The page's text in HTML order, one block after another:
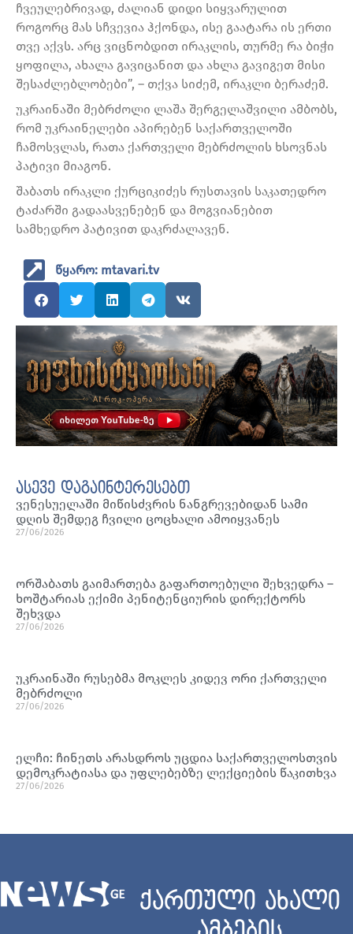
ჩვეულებრივად, ძალიან დიდი სიყვარულით
როგორც მას სჩვევია ჰქონდა, ისე გაატარა ის ერთი
თვე აქვს. არც ვიცნობდით ირაკლის, თურმე რა ბიჭი
ყოფილა, ახალა გავიცანით და ახლა გავიგეთ მისი
შესაძლებლობები”, – თქვა სიძემ, ირაკლი ბერაძემ.
უკრაინაში მებრძოლი ლაშა შერგელაშვილი ამბობს,
რომ უკრაინელები აპირებენ საქართველოში
ჩამოსვლას, რათა ქართველი მებრძოლის ხსოვნას
პატივი მიაგონ.
შაბათს ირაკლი ქურციკიძეს რუსთავის საკათედრო
ტაძარში გადაასვენებენ და მოგვიანებით
სამხედრო პატივით დაკრძალავენ.
წყარო: mtavari.tv
ასევე დაგაინტერესებთ
ვენესუელაში მიწისძვრის ნანგრევებიდან სამი
დღის შემდეგ ჩვილი ცოცხალი ამოიყვანეს
27/06/2026
ორშაბათს გაიმართება გაფართოებული შეხვედრა –
ხოშტარიას ექიმი პენიტენციურის დირექტორს
შეხვდა
27/06/2026
უკრაინაში რუსებმა მოკლეს კიდევ ორი ქართველი
მებრძოლი
27/06/2026
ელჩი: ჩინეთს არასდროს უცდია საქართველოსთვის
დემოკრატიასა და უფლებებზე ლექციების წაკითხვა
27/06/2026
ქართული ახალი